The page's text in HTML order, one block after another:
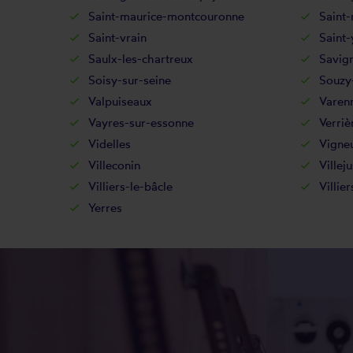
Saint-maurice-montcouronne
Saint-vrain
Saulx-les-chartreux
Soisy-sur-seine
Valpuiseaux
Vayres-sur-essonne
Videlles
Villeconin
Villiers-le-bâcle
Yerres